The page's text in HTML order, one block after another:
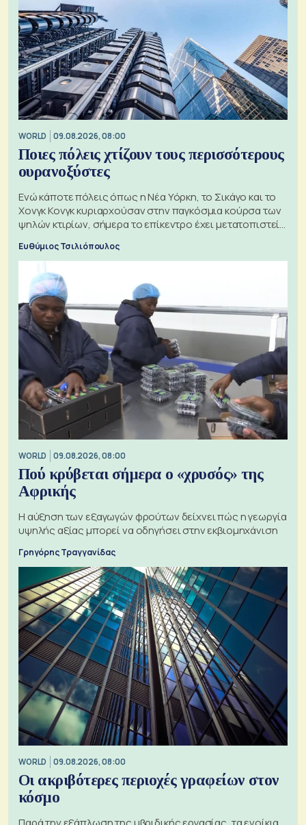
WORLD 09.08.2026, 08:00
Ποιες πόλεις χτίζουν τους περισσότερους
ουρανοξύστες
Ενώ κάποτε πόλεις όπως η Νέα Υόρκη, το Σικάγο και το
Χονγκ Κονγκ κυριαρχούσαν στην παγκόσμια κούρσα των
ψηλών κτιρίων, σήμερα το επίκεντρο έχει μετατοπιστεί
Ευθύμιος Τσιλιόπουλος
WORLD 09.08.2026, 08:00
Πού κρύβεται σήμερα ο «χρυσός» της
Αφρικής
Η αύξηση των εξαγωγών φρούτων δείχνει πώς η γεωργία
υψηλής αξίας μπορεί να οδηγήσει στην εκβιομηχάνιση
Γρηγόρης Τραγγανίδας
WORLD 09.08.2026, 08:00
Οι ακριβότερες περιοχές γραφείων στον
κόσμο